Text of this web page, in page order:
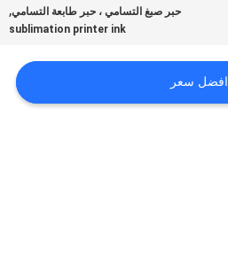
حبر صبغ التسامي ، حبر طابعة التسامي,
sublimation printer ink
افضل سعر